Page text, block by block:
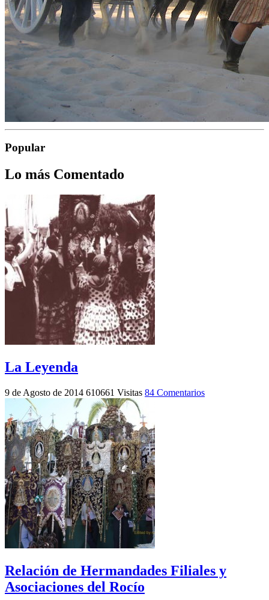
Popular
Lo más Comentado
La Leyenda
9 de Agosto de 2014 610661 Visitas 84 Comentarios
Relación de Hermandades Filiales y
Asociaciones del Rocío